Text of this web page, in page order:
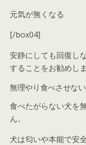
元気が無くなる
[/box04]
安静にしても回復し
することをお勧めしま
無理やり食べさせない
食べたがらない犬を
ん。
犬は匂いや本能で安